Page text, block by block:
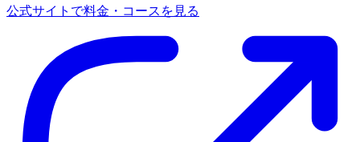
公式サイトで料金・コースを見る